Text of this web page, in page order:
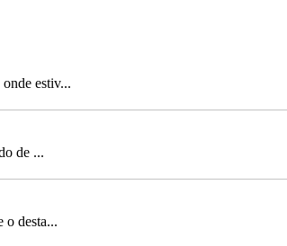
Este fim de semana, nas
estiv...
de ...
o desta...